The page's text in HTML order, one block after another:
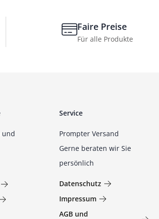
Faire Preise
Für alle Produkte
und
Service
Prompter Versand
Gerne beraten wir Sie
persönlich
Datenschutz
Impressum
AGB und